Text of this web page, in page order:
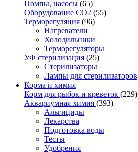
Помпы, насосы (65)
Оборудование CO2 (55)
Терморегуляция (96)
Нагреватели
Холодильники
Терморегуляторы
УФ стерилизация (25)
Стерилизаторы
Лампы для стерилизаторов
Корма и химия
Корм для рыбок и креветок (229)
Аквариумная химия (393)
Альгициды
Лекарства
Подготовка воды
Тесты
Удобрения